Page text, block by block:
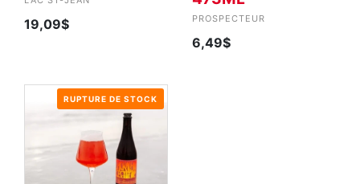
19,09$ PROSPECTEUR
6,49$
RUPTURE DE STOCK